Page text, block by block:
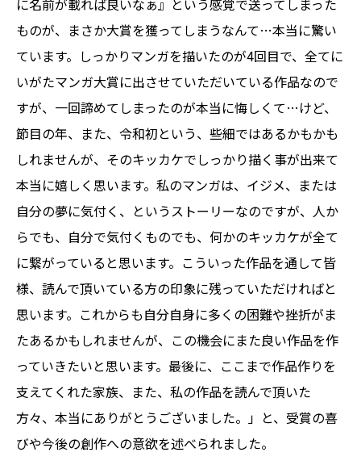
に名前が載れば良いなぁ』という感覚で送ってしまった
ものが、まさか大賞を獲ってしまうなんて…本当に驚い
ています。しっかりマンガを描いたのが4回目で、全てに
いがたマンガ大賞に出させていただいている作品なので
すが、一回諦めてしまったのが本当に悔しくて…けど、
節目の年、また、令和初という、些細ではあるかもかも
しれませんが、そのキッカケでしっかり描く事が出来て
本当に嬉しく思います。私のマンガは、イジメ、または
自分の夢に気付く、というストーリーなのですが、人か
らでも、自分で気付くものでも、何かのキッカケが全て
に繋がっていると思います。こういった作品を通して皆
様、読んで頂いている方の印象に残っていただければと
思います。これからも自分自身に多くの困難や挫折がま
たあるかもしれませんが、この機会にまた良い作品を作
っていきたいと思います。最後に、ここまで作品作りを
支えてくれた家族、また、私の作品を読んで頂いた
方々、本当にありがとうございました。」と、受賞の喜
びや今後の創作への意欲を述べられました。